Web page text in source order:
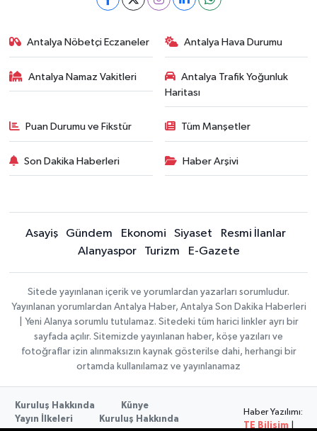
Antalya Nöbetçi Eczaneler Antalya Hava Durumu
Antalya Namaz Vakitleri
Antalya Trafik Yoğunluk
Haritası
Puan Durumu ve Fikstür Tüm Manşetler
Son Dakika Haberleri Haber Arşivi
Asayiş Gündem Ekonomi Siyaset
Resmi İlanlar
Alanyaspor
Turizm E-Gazete
Sitede yayınlanan içerik ve yorumlardan yazarları sorumludur.
Yayınlanan yorumlardan Antalya Haber, Antalya Son Dakika Haberleri
| Yeni Alanya sorumlu tutulamaz. Sitedeki tüm harici linkler ayrı bir
sayfada açılır. Sitemizde yayınlanan haber, köşe yazıları ve
fotoğraflar izin alınmaksızın kaynak gösterilse dahi, herhangi bir
ortamda kullanılamaz ve yayınlanamaz
Kuruluş Hakkında
Künye
Yayın İlkeleri
Kuruluş Hakkında
Haber Yazılımı:
TE Bilişim